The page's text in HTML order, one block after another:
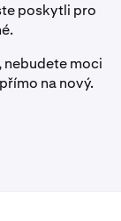
poskytli pro
nebudete moci
na nový.